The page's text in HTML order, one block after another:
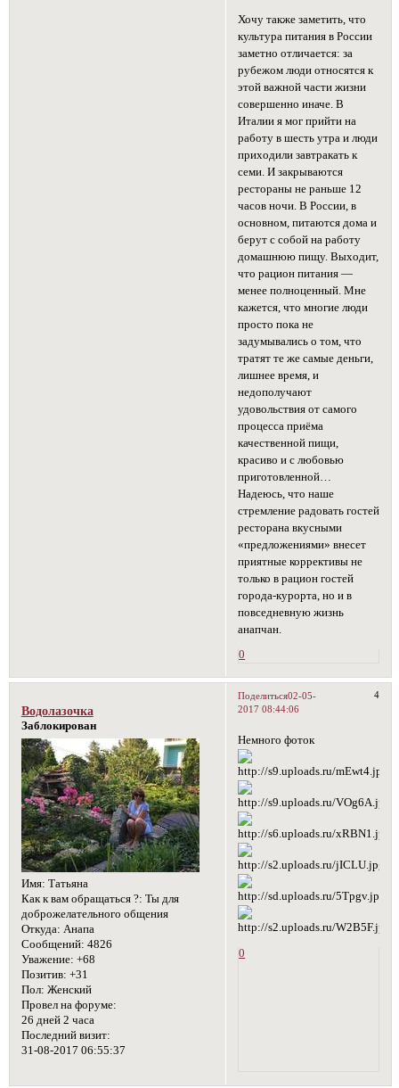
Хочу также заметить, что
культура питания в России
заметно отличается: за
рубежом люди относятся к
этой важной части жизни
совершенно иначе. В
Италии я мог прийти на
работу в шесть утра и люди
приходили завтракать к
семи. И закрываются
рестораны не раньше 12
часов ночи. В России, в
основном, питаются дома и
берут с собой на работу
домашнюю пищу. Выходит,
что рацион питания —
менее полноценный. Мне
кажется, что многие люди
просто пока не
задумывались о том, что
тратят те же самые деньги,
лишнее время, и
недополучают
удовольствия от самого
процесса приёма
качественной пищи,
красиво и с любовью
приготовленной…
Надеюсь, что наше
стремление радовать гостей
ресторана вкусными
«предложениями» внесет
приятные коррективы не
только в рацион гостей
города-курорта, но и в
повседневную жизнь
анапчан.
0
Поделиться 4
02-05-
2017 08:44:06
Водолазочка
Заблокирован
Имя: Татьяна
Как к вам обращаться ?: Ты для
доброжелательного общения
Откуда: Анапа
Сообщений: 4826
Уважение: +68
Позитив: +31
Пол: Женский
Провел на форуме:
26 дней 2 часа
Последний визит:
31-08-2017 06:55:37
Немного фоток
0